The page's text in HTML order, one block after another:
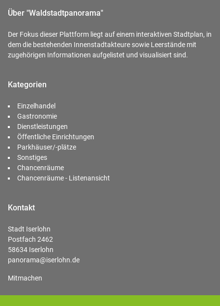
Über "Waldstadtpanorama"
Der Fokus dieser Plattform liegt auf einem interaktiven Stadtplan, in
dem die bestehenden Innenstadtakteure sowie Leerstände mit
zugehörigen Informationen aufgelistet und visualisiert sind.
Kategorien
Einzelhandel
Gastronomie
Dienstleistungen
Öffentliche Einrichtungen
Parkhäuser/-plätze
Sonstiges
Chancenräume
Chancenräume - Listenansicht
Kontakt
Stadt Iserlohn
Postfach 2462
58634 Iserlohn
panorama@iserlohn.de
Mitmachen